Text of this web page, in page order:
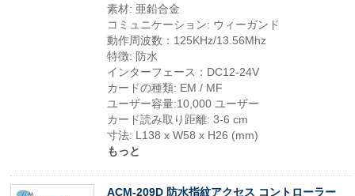
素材: 亜鉛合金
コミュニケーション: ウィーガンド
動作周波数：125KHz/13.56Mhz
特徴: 防水
インターフェース：DC12-24V
カードの種類: EM / MF
ユーザー容量:10,000 ユーザー
カード読み取り距離: 3-6 cm
寸法: L138 x W58 x H26 (mm)
もっと
ACM-209D 防水指紋アクセス コントローラー